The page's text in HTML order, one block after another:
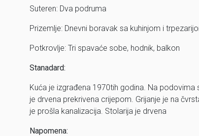
Suteren: Dva podruma
Prizemlje: Dnevni boravak sa kuhinjom i
Potkrovlje: Tri spavaće sobe, hodnik, balkon
Stanadard:
Kuća je izgrađena 1970tih godina. Na
je drvena prekrivena crijepom. Grijanje je na
je prošla kanalizacija. Stolarija je drvena
Napomena: